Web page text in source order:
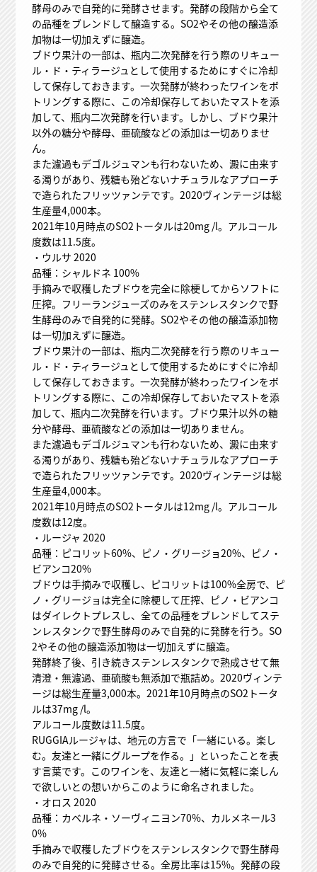
酵母のみで自発的に発酵させます。発酵の段階から全て
の品種をブレンドして醸造する。SO2やその他の醸造添
加物は一切加えずに醸造。
ブドウ果汁の一部は、瓶内二次発酵を行う際のリキュー
ル・ド・ティラージュとして使用するためにすぐに冷却
して保存しておきます。一次発酵が終わったワインをボ
トリングする際に、この冷却保存しておいたマストを添
加して、瓶内二次発酵を行います。しかし、ブドウ果汁
以外の糖分や酵母、亜硫酸などの添加は一切ありませ
ん。
また濾過もデゴルジュマンも行わないため、澱に由来す
る濁りがあり、残糖も殆どないナチュラルなアプローチ
で造られたフリッツァンテです。2020ヴィンテージは総
生産量4,000本。
2021年10月時点のSO2トータルは20mg /l。アルコール
度数は11.5度。
・ウルサ 2020
品種：シャルドネ 100%
手摘みで収穫したブドウを完全に除梗してからソフトに
圧搾。フリーランジューズのみをステンレスタンクで野
生酵母のみで自発的に発酵。SO2やその他の醸造添加物
は一切加えずに醸造。
ブドウ果汁の一部は、瓶内二次発酵を行う際のリキュー
ル・ド・ティラージュとして使用するためにすぐに冷却
して保存しておきます。一次発酵が終わったワインをボ
トリングする際に、この冷却保存しておいたマストを添
加して、瓶内二次発酵を行います。ブドウ果汁以外の糖
分や酵母、亜硫酸などの添加は一切ありません。
また濾過もデゴルジュマンも行わないため、澱に由来す
る濁りがあり、残糖も殆どないナチュラルなアプローチ
で造られたフリッツァンテです。2020ヴィンテージは総
生産量4,000本。
2021年10月時点のSO2トータルは12mg /l。アルコール
度数は12度。
・ルージャ 2020
品種：ピコリット60%、ピノ・グリージョ20%、ピノ・
ビアンコ20%
ブドウは手摘みで収穫し、ピコリットは100%全房で、ピ
ノ・グリージョは完全に除梗して圧搾、ピノ・ビアンコ
はダイレクトプレスし、全ての品種をブレンドしてステ
ンレスタンクで野生酵母のみで自発的に発酵を行う。SO
2やその他の醸造添加物は一切加えずに醸造。
発酵終了後、引き続きステンレスタンクで熟成させて無
清澄・無濾過、亜硫酸も無添加で瓶詰め。2020ヴィンテ
ージは総生産量3,000本。2021年10月時点のSO2トータ
ルは37mg /l。
アルコール度数は11.5度。
RUGGIAルージャは、地元の方言で「一緒にいる。楽し
む。友達と一緒にグループを作る。」といったことを表
す言葉です。このワインを、友達と一緒に気軽に楽しん
で欲しいとの想いからこのように命名されました。
・オロス 2020
品種：カベルネ・ソーヴィニヨン70%、カルメネール3
0%
手摘みで収穫したブドウをステンレスタンクで野生酵母
のみで自発的に発酵させる。全房比率は15%。発酵の段